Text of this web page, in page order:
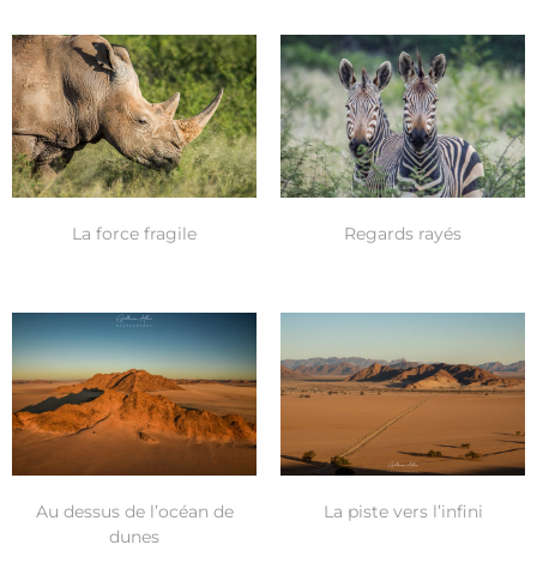
La force fragile Regards rayés
Au dessus de l’océan de
dunes
La piste vers l’infini